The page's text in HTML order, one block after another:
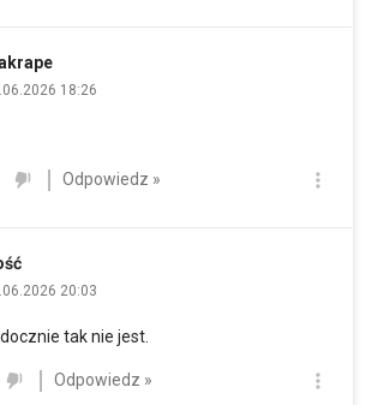
18:26
Odpowiedz »
20:03
tak nie jest.
Odpowiedz »